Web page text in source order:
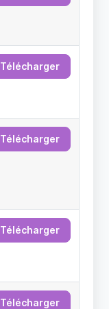
Télécharger
Télécharger
Télécharger
Télécharger